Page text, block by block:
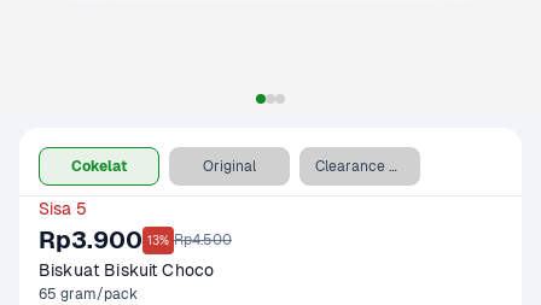
Cokelat Original Clearance Sale - Original
Sisa 5
Rp3.900 13% Rp4.500
Biskuat Biskuit Choco
65 gram/pack